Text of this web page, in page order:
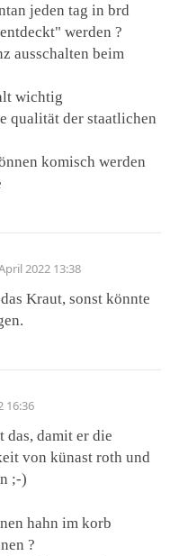
jeden tag in brd
werden ?
ausschalten beim
wichtig
qualität der staatlichen
komisch werden
2022 13:38
Kraut, sonst könnte
16:36
das, damit er die
von künast roth und
;-)
hahn im korb
?